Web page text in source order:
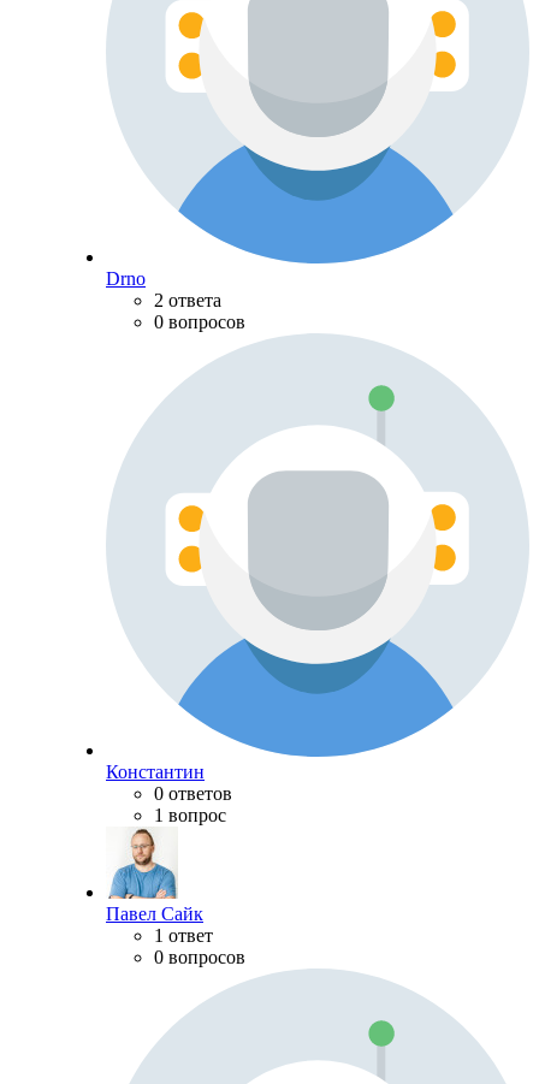
Drno
2 ответа
0 вопросов
Константин
0 ответов
1 вопрос
Павел Сайк
1 ответ
0 вопросов